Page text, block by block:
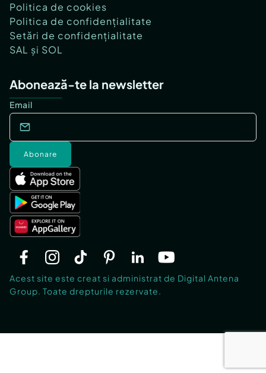
Politica de cookies
Politica de confidențialitate
Setări de confidențialitate
SAL și SOL
Abonează-te la newsletter
Email
Abonare
Acest site este creat si administrat de Digital Antena
Group. Toate drepturile rezervate.